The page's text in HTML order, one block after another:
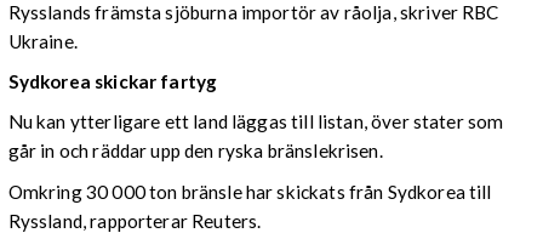
Rysslands främsta sjöburna importör av råolja, skriver RBC
Ukraine.
Sydkorea skickar fartyg
Nu kan ytterligare ett land läggas till listan, över stater som
går in och räddar upp den ryska bränslekrisen.
Omkring 30 000 ton bränsle har skickats från Sydkorea till
Ryssland, rapporterar Reuters.